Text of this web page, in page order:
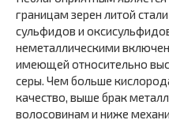
границам зерен литой
сульфидов и
неметаллическими
имеющей относительно
серы. Чем больше
качест­во, выше брак
волосовинам и ниже